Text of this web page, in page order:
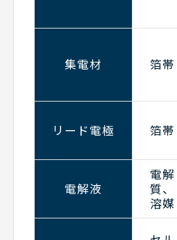
集電材 箔帯
リード電極 箔帯
電解液
電解
質、
溶媒